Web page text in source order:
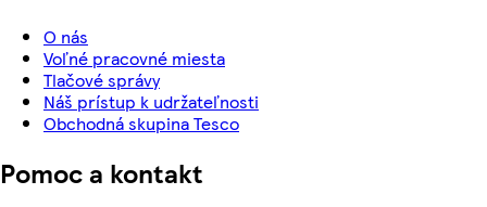
O nás
Voľné pracovné miesta
Tlačové správy
Náš prístup k udržateľnosti
Obchodná skupina Tesco
Pomoc a kontakt